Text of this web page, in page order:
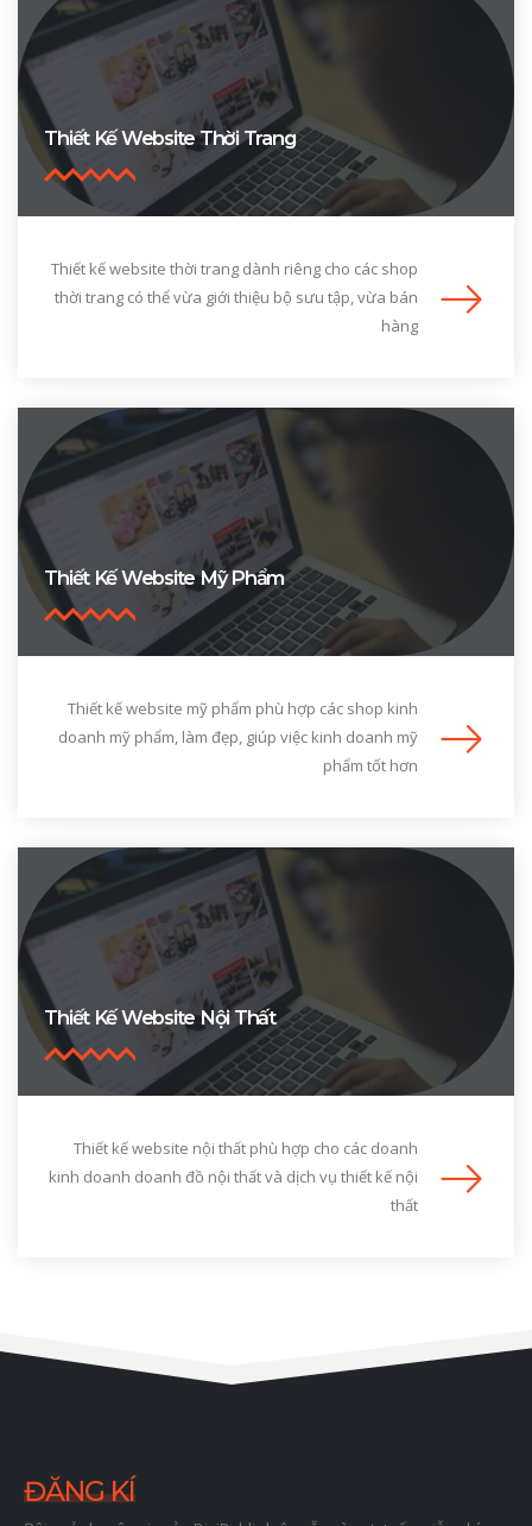
Thiết Kế Website Thời Trang
Thiết kế website thời trang dành riêng cho các shop
thời trang có thể vừa giới thiệu bộ sưu tập, vừa bán
hàng
Thiết Kế Website Mỹ Phẩm
Thiết kế website mỹ phẩm phù hợp các shop kinh
doanh mỹ phẩm, làm đẹp, giúp việc kinh doanh mỹ
phẩm tốt hơn
Thiết Kế Website Nội Thất
Thiết kế website nội thất phù hợp cho các doanh
kinh doanh doanh đồ nội thất và dịch vụ thiết kế nội
thất
ĐĂNG KÍ